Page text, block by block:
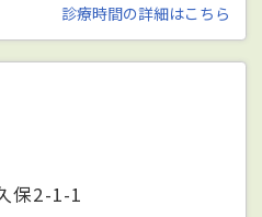
診療時間の詳細はこちら
保2-1-1